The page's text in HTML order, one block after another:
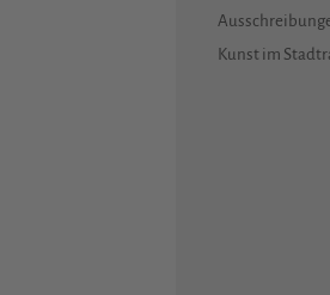
Kunst im